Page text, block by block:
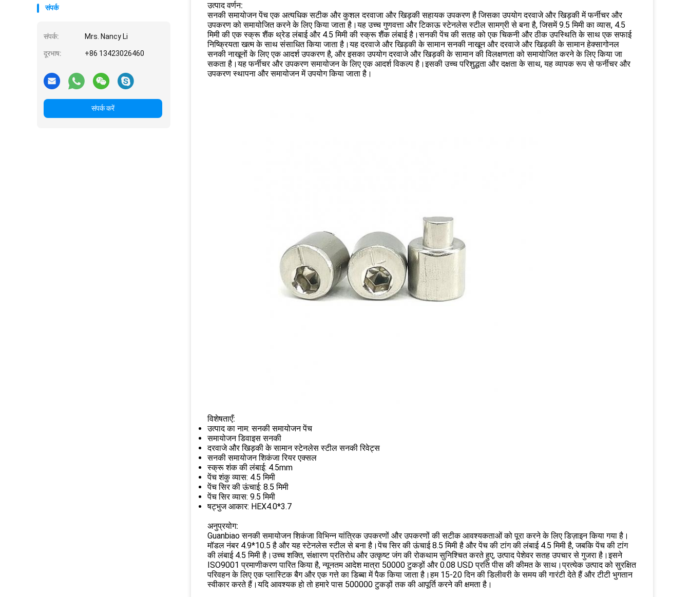
संपर्क
संपर्क: Mrs. Nancy Li
दूरभाष: +86 13423026460
संपर्क करें
उत्पाद वर्णन:
सनकी समायोजन पेंच एक अत्यधिक सटीक और कुशल दरवाजा और खिड़की सहायक उपकरण है जिसका उपयोग दरवाजे और खिड़की में फर्नीचर और
उपकरण को समायोजित करने के लिए किया जाता है।यह उच्च गुणवत्ता और टिकाऊ स्टेनलेस स्टील सामग्री से बना है, जिसमें 9.5 मिमी का व्यास, 4.5
मिमी की एक स्क्रू शैंक थ्रेड लंबाई और 4.5 मिमी की स्क्रू शैंक लंबाई है।सनकी पेंच की सतह को एक चिकनी और ठीक उपस्थिति के साथ एक सफाई
निष्क्रियता खत्म के साथ संसाधित किया जाता है।यह दरवाजे और खिड़की के सामान सनकी नाखून और दरवाजे और खिड़की के सामान हेक्सागोनल
सनकी नाखूनों के लिए एक आदर्श उपकरण है, और इसका उपयोग दरवाजे और खिड़की के सामान की विलक्षणता को समायोजित करने के लिए किया जा
सकता है।यह फर्नीचर और उपकरण समायोजन के लिए एक आदर्श विकल्प है।इसकी उच्च परिशुद्धता और दक्षता के साथ, यह व्यापक रूप से फर्नीचर और
उपकरण स्थापना और समायोजन में उपयोग किया जाता है।
विशेषताएँ:
उत्पाद का नाम: सनकी समायोजन पेंच
समायोजन डिवाइस सनकी
दरवाजे और खिड़की के सामान स्टेनलेस स्टील सनकी रिवेट्स
सनकी समायोजन शिकंजा रियर एक्सल
स्क्रू शंक की लंबाई: 4.5mm
पेंच शंकु व्यास: 4.5 मिमी
पेंच सिर की ऊंचाई: 8.5 मिमी
पेंच सिर व्यास: 9.5 मिमी
षट्भुज आकार: HEX4.0*3.7
अनुप्रयोग:
Guanbiao सनकी समायोजन शिकंजा विभिन्न यांत्रिक उपकरणों और उपकरणों की सटीक आवश्यकताओं को पूरा करने के लिए डिज़ाइन किया गया है।
मॉडल नंबर 4.9*10.5 है और यह स्टेनलेस स्टील से बना है।पेंच सिर की ऊंचाई 8.5 मिमी है और पेंच की टांग की लंबाई 4.5 मिमी है, जबकि पेंच की टांग
की लंबाई 4.5 मिमी है।उच्च शक्ति, संक्षारण प्रतिरोध और उत्कृष्ट जंग की रोकथाम सुनिश्चित करते हुए, उत्पाद पेशेवर सतह उपचार से गुजरा है।इसने
ISO9001 प्रमाणीकरण पारित किया है, न्यूनतम आदेश मात्रा 50000 टुकड़ों और 0.08 USD प्रति पीस की कीमत के साथ।प्रत्येक उत्पाद को सुरक्षित
परिवहन के लिए एक प्लास्टिक बैग और एक गत्ते का डिब्बा में पैक किया जाता है।हम 15-20 दिन की डिलीवरी के समय की गारंटी देते हैं और टीटी भुगतान
स्वीकार करते हैं।यदि आवश्यक हो तो हमारे पास 500000 टुकड़ों तक की आपूर्ति करने की क्षमता है।